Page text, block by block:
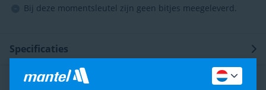
Bij deze momentsleutel zijn geen bitjes meegeleverd.
Specificaties
Omschrijving